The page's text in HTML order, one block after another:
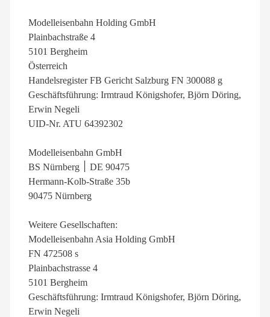
Modelleisenbahn Holding GmbH
Plainbachstraße 4
5101 Bergheim
Österreich
Handelsregister FB Gericht Salzburg FN 300088 g
Geschäftsführung: Irmtraud Königshofer, Björn Döring,
Erwin Negeli
UID-Nr. ATU 64392302
Modelleisenbahn GmbH
BS Nürnberg ׀ DE 90475
Hermann-Kolb-Straße 35b
90475 Nürnberg
Weitere Gesellschaften:
Modelleisenbahn Asia Holding GmbH
FN 472508 s
Plainbachstrasse 4
5101 Bergheim
Geschäftsführung: Irmtraud Königshofer, Björn Döring,
Erwin Negeli